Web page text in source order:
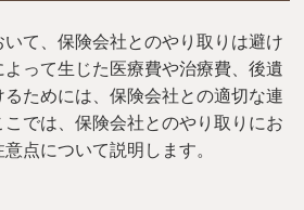
て、保険会社とのやり取りは避け
って生じた医療費や治療費、後遺
ためには、保険会社との適切な連
では、保険会社とのやり取りにお
点について説明します。